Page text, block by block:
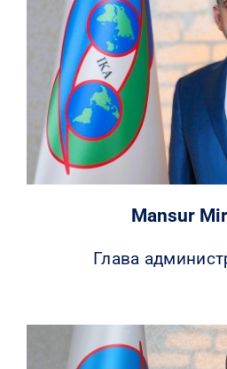
Mansur
Глава